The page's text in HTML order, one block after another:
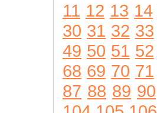
11 12 13 14
30 31 32 33
49 50 51 52
68 69 70 71
87 88 89 90